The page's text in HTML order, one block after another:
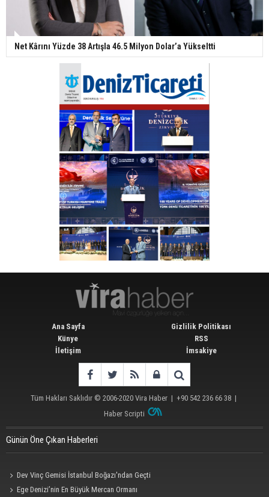
Net Kârını Yüzde 38 Artışla 46.5 Milyon Dolar’a Yükseltti
Ana Sayfa
Künye
İletişim
Gizlilik Politikası
RSS
İmsakiye
Tüm Hakları Saklıdır © 2006-2020 Vira Haber | +90 542 236 66 38 |
Haber Scripti
Günün Öne Çıkan Haberleri
Dev Vinç Gemisi İstanbul Boğazı'ndan Geçti
Ege Denizi’nin En Büyük Mercan Ormanı